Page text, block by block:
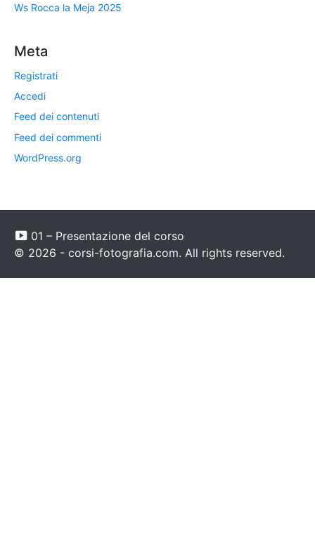
Ws Rocca la Meja 2025
Meta
Registrati
Accedi
Feed dei contenuti
Feed dei commenti
WordPress.org
01 – Presentazione del corso
© 2026 - corsi-fotografia.com. All rights reserved.